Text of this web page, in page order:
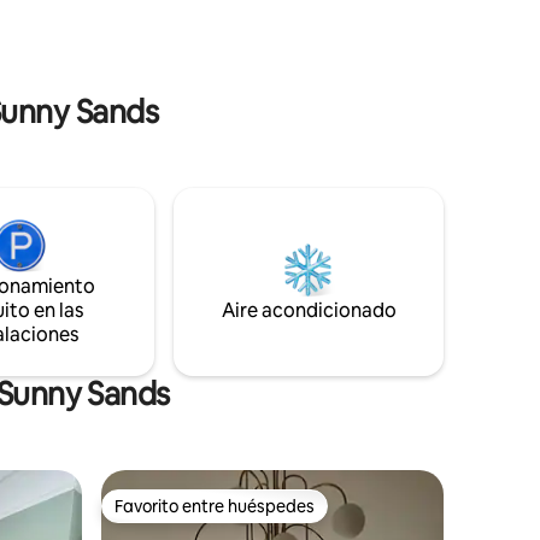
coches Pod Point
Sands
en las
Aire acondicionado
Sands
Favorito entre huéspedes
Favorito entre huéspedes